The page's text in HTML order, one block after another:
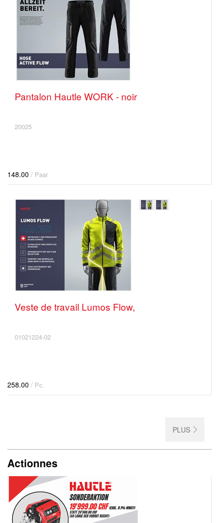
Pantalon Hautle WORK - noir
20025
148.00 / Paar
Veste de travail Lumos Flow,
01021224-02
258.00 / Pc.
PLUS
Actionnes